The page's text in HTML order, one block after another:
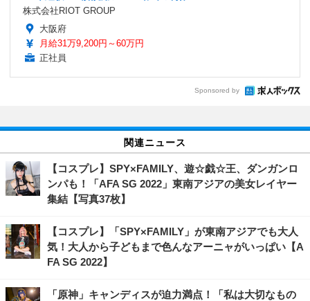
株式会社RIOT GROUP
大阪府
月給31万9,200円～60万円
正社員
Sponsored by
関連ニュース
【コスプレ】SPY×FAMILY、遊☆戯☆王、ダンガンロ
ンパも！「AFA SG 2022」東南アジアの美女レイヤー
集結【写真37枚】
【コスプレ】「SPY×FAMILY」が東南アジアでも大人
気！大人から子どもまで色んなアーニャがいっぱい【A
FA SG 2022】
「原神」キャンディスが迫力満点！「私は大切なもの